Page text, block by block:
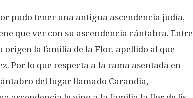
pudo tener una antigua ascendencia judía,
que ver con su ascendencia cántabra. Entre
origen la familia de la Flor, apellido al que
Por lo que respecta a la rama asentada en
del lugar llamado Carandia,